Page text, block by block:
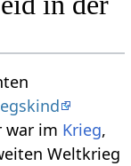
war im Krieg,
Weltkrieg